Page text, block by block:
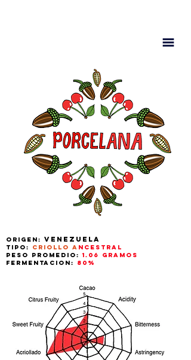
Origen: Venezuela
Tipo: Criollo A ncestral
Peso Promedio: 1.06 gramos
Fermentacion: 80%